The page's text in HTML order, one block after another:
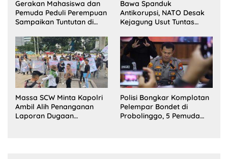
Gerakan Mahasiswa dan
Pemuda Peduli Perempuan
Sampaikan Tuntutan di
Bawa Spanduk
Antikorupsi, NATO Desak
Kejagung Usut Tuntas
Massa SCW Minta Kapolri
Ambil Alih Penanganan
Laporan Dugaan
Polisi Bongkar Komplotan
Pelempar Bondet di
Probolinggo, 5 Pemuda